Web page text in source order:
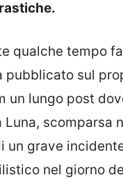
qualche tempo
pubblicato sul
un lungo post
Luna, scomparsa
un grave
nel giorno